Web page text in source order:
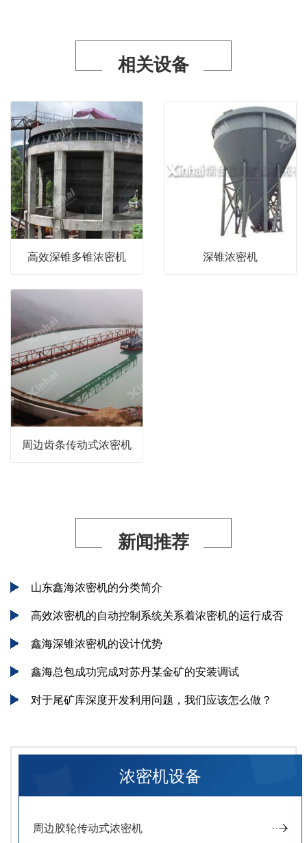
相关设备
高效深锥多锥浓密机 深锥浓密机
周边齿条传动式浓密机
新闻推荐
山东鑫海浓密机的分类简介
高效浓密机的自动控制系统关系着浓密机的运行成否
鑫海深锥浓密机的设计优势
鑫海总包成功完成对苏丹某金矿的安装调试
对于尾矿库深度开发利用问题，我们应该怎么做？
浓密机设备
周边胶轮传动式浓密机